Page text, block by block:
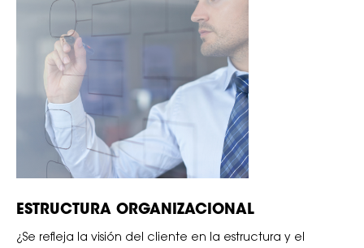
ESTRUCTURA ORGANIZACIONAL
¿Se refleja la visión del cliente en la estructura y el